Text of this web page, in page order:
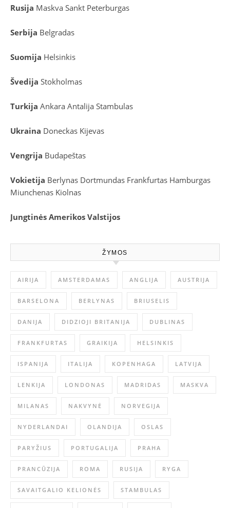
Rusija Maskva Sankt Peterburgas
Serbija Belgradas
Suomija Helsinkis
Švedija Stokholmas
Turkija Ankara Antalija Stambulas
Ukraina Doneckas Kijevas
Vengrija Budapeštas
Vokietija Berlynas Dortmundas Frankfurtas Hamburgas
Miunchenas Kiolnas
Jungtinės Amerikos Valstijos
ŽYMOS
AIRIJA AMSTERDAMAS ANGLIJA AUSTRIJA
BARSELONA BERLYNAS BRIUSELIS
DANIJA DIDZIOJI BRITANIJA DUBLINAS
FRANKFURTAS GRAIKIJA HELSINKIS
ISPANIJA ITALIJA KOPENHAGA LATVIJA
LENKIJA LONDONAS MADRIDAS MASKVA
MILANAS NAKVYNĖ NORVEGIJA
NYDERLANDAI OLANDIJA OSLAS
PARYŽIUS PORTUGALIJA PRAHA
PRANCŪZIJA ROMA RUSIJA RYGA
SAVAITGALIO KELIONĖS STAMBULAS